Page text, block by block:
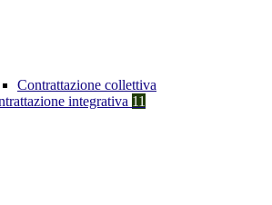
Contrattazione collettiva
integrativa 11